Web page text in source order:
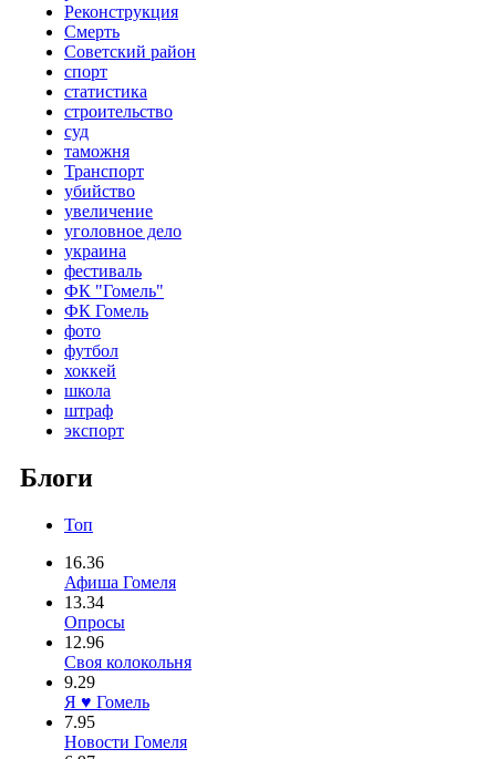
Реконструкция
Смерть
Советский район
спорт
статистика
строительство
суд
таможня
Транспорт
убийство
увеличение
уголовное дело
украина
фестиваль
ФК "Гомель"
ФК Гомель
фото
футбол
хоккей
школа
штраф
экспорт
Блоги
Топ
16.36
Афиша Гомеля
13.34
Опросы
12.96
Своя колокольня
9.29
Я ♥ Гомель
7.95
Новости Гомеля